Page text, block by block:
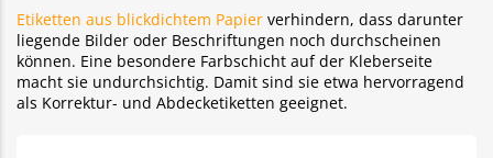
Etiketten aus blickdichtem Papier verhindern, dass darunter
liegende Bilder oder Beschriftungen noch durchscheinen
können. Eine besondere Farbschicht auf der Kleberseite
macht sie undurchsichtig. Damit sind sie etwa hervorragend
als Korrektur- und Abdecketiketten geeignet.